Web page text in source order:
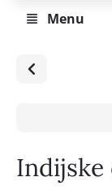
Menu
Indijske